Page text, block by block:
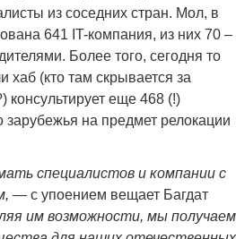
из соседних стран. Мол, в
641 IT-компания, из них 70 –
Более того, сегодня то
хаб (кто там скрывается за
еще 468 (!)
зарубежья на предмет релокации
специалистов и компании с
— с упоением вещает Багдат
им возможности, мы получаем